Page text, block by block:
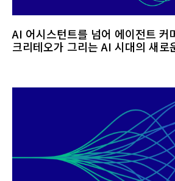
AI 어시스턴트를 넘어 에이전트 커
크리테오가 그리는 AI 시대의 새로